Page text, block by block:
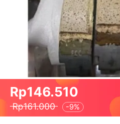
Rp146.510
Rp161.000 -9%